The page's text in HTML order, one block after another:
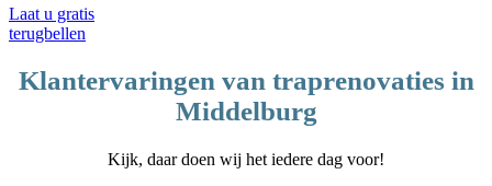
Laat u gratis
terugbellen
Klantervaringen van traprenovaties in
Middelburg
Kijk, daar doen wij het iedere dag voor!